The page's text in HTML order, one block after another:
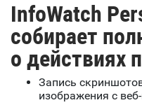
InfoWatch
собирает
о действиях
Запись
изображения с